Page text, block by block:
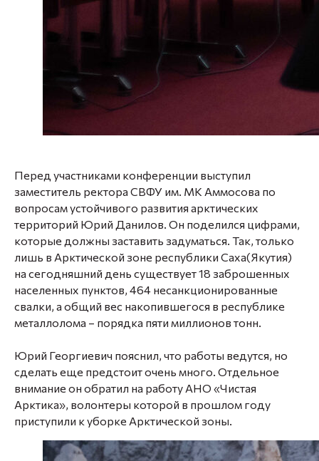
Перед участниками конференции выступил
заместитель ректора СВФУ им. МК Аммосова по
вопросам устойчивого развития арктических
территорий Юрий Данилов. Он поделился цифрами,
которые должны заставить задуматься. Так, только
лишь в Арктической зоне республики Саха(Якутия)
на сегодняшний день существует 18 заброшенных
населенных пунктов, 464 несанкционированные
свалки, а общий вес накопившегося в республике
металлолома – порядка пяти миллионов тонн.
Юрий Георгиевич пояснил, что работы ведутся, но
сделать еще предстоит очень много. Отдельное
внимание он обратил на работу АНО «Чистая
Арктика», волонтеры которой в прошлом году
приступили к уборке Арктической зоны.